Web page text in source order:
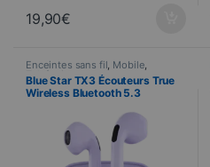
19,90€
Enceintes sans fil Mobile
Telefonie
Blue Star TX3 Écouteurs True
Wireless Bluetooth 5.3